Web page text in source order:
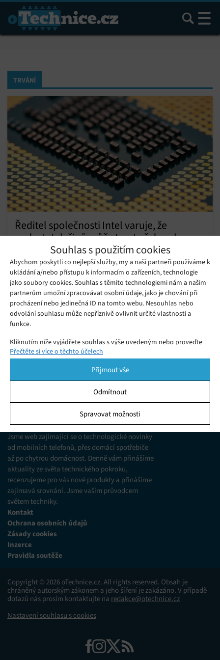
Souhlas s použitím cookies
Abychom poskytli co nejlepší služby, my a naši partneři používáme k
ukládání a/nebo přístupu k informacím o zařízeních, technologie
jako soubory cookies. Souhlas s těmito technologiemi nám a našim
partnerům umožní zpracovávat osobní údaje, jako je chování při
procházení nebo jedinečná ID na tomto webu. Nesouhlas nebo
odvolání souhlasu může nepříznivě ovlivnit určité vlastnosti a
funkce.
Kliknutím níže vyjádřete souhlas s výše uvedeným nebo proveďte
podrobnější rozhodnutí. Vaše volby budou použity pouze na tomto
pomocí přepínačů v Zásadách cookies nebo kliknutím na tlačítko
Spravovat souhlas ve spodní části obrazovky.
Ukládání a/nebo přístup k informacím v zařízení, Porozumění
publiku prostřednictvím statistik nebo kombinací údajů z
různých zdrojů.
Marketing
Ukládání a/nebo přístup k informacím v zařízení, Použití
omezených údajů k výběru reklam, Vytváření profilů pro
personalizovanou reklamu, Používání profilů k výběru
personalizované reklamy, Vytváření profilů pro
personalizovaný obsah, Používání profilů pro výběr
personalizovaného obsahu, Použití omezených údajů k výběru
obsahu.
Funkce
údajů, Propojení různých zařízení, Identifikace
zařízení na základě automaticky přenášených
informací.
zobrazování reklamy a obsahu, Ukládání a sdělování
voleb ochrany osobních údajů.
Přečtěte si více o těchto účelech
Přijmout vše
Odmítnout
Spravovat možnosti
Hledat
TRVÁNÍ
Ředitel společnosti Intel varuje, že
nedostatek čipů může trvat až do roku
Sobota 23. 10. 2021 Redakce
Světovou ekonomiku již déle než rok trápí čipová krize.
Google Meet omezil délku
skupinového videohovoru na jednu
hodinu
Středa 14. 07. 2021 Samuel
Jsme web zajímající se o technologické novinky
od mobilních telefonů, přes domácí spotřebiče
až po chytrou domácnost. Denně vám přinášíme
aktuality ze světa technického pokroku,
recenzujeme pro vás nové produkty a přinášíme
zajímavá srovnání. Jsme vaším průvodcem
světem techniky.
Kontakt
Ochrana osobních údajů
Zásady cookies
Inzerce
Pravidla soutěže
Copyright © 2026 oTechnice.cz. All rights reserved. Obsah je
chráněný autorským zákonem a jeho šíření je zakázáno. V případě
dotazů nás prosím kontaktujte na redakce@otechnice.cz
Nastavení souhlasu s cookies